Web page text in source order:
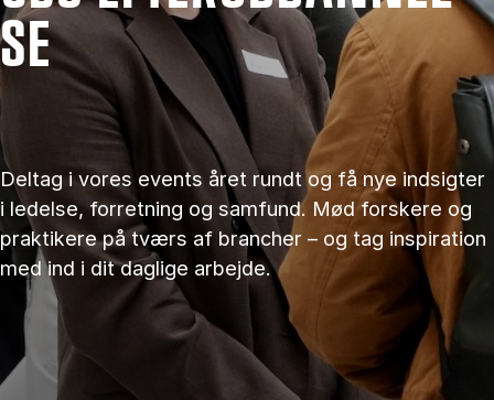
SE
Deltag i vores events året rundt og få nye indsigter
i ledelse, forretning og samfund. Mød forskere og
praktikere på tværs af brancher – og tag inspiration
med ind i dit daglige arbejde.